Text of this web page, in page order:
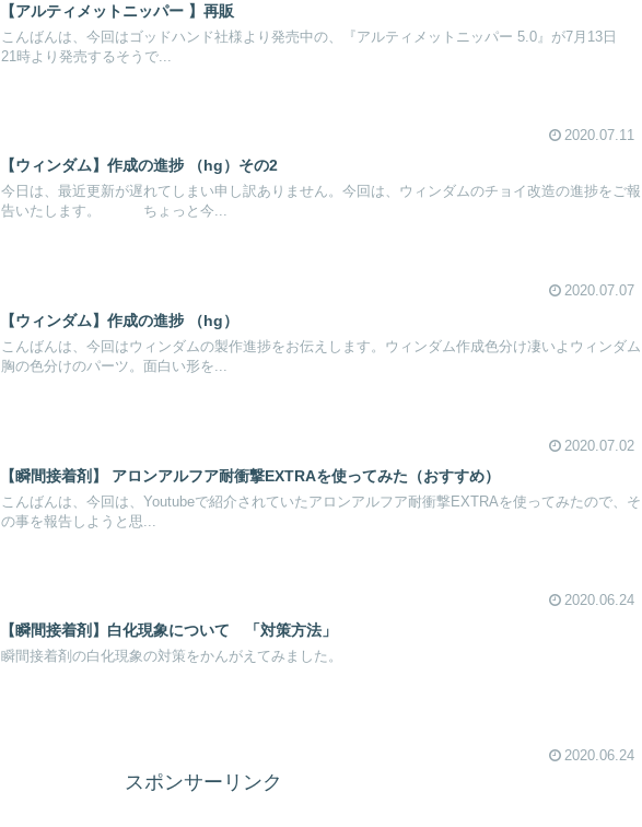
【アルティメットニッパー 】再販
こんばんは、今回はゴッドハンド社様より発売中の、『アルティメットニッパー 5.0』が7月13日
21時より発売するそうで...
2020.07.11
【ウィンダム】作成の進捗 （hg）その2
今日は、最近更新が遅れてしまい申し訳ありません。今回は、ウィンダムのチョイ改造の進捗をご報
告いたします。 ちょっと今...
2020.07.07
【ウィンダム】作成の進捗 （hg）
こんばんは、今回はウィンダムの製作進捗をお伝えします。ウィンダム作成色分け凄いよウィンダム
胸の色分けのパーツ。面白い形を...
2020.07.02
【瞬間接着剤】 アロンアルフア耐衝撃EXTRAを使ってみた（おすすめ）
こんばんは、今回は、Youtubeで紹介されていたアロンアルフア耐衝撃EXTRAを使ってみたので、そ
の事を報告しようと思...
2020.06.24
【瞬間接着剤】白化現象について 「対策方法」
瞬間接着剤の白化現象の対策をかんがえてみました。
2020.06.24
スポンサーリンク